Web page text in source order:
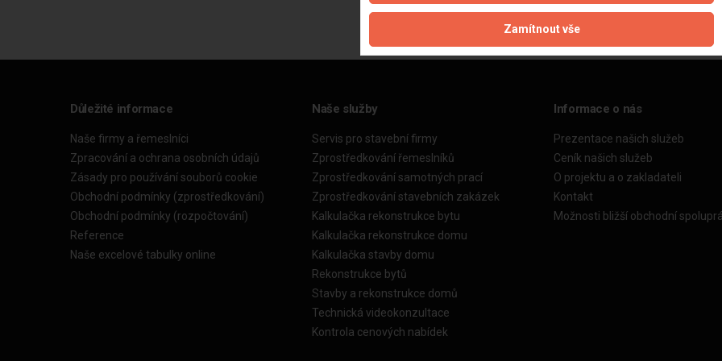
Důležité informace
Naše firmy a řemeslníci
Zpracování a ochrana osobních údajů
Zásady pro používání souborů cookie
Obchodní podmínky (zprostředkování)
Obchodní podmínky (rozpočtování)
Reference
Naše excelové tabulky online
Naše služby
Servis pro stavební firmy
Zprostředkování řemeslníků
Zprostředkování samotných prací
Zprostředkování stavebních zakázek
Kalkulačka rekonstrukce bytu
Kalkulačka rekonstrukce domu
Kalkulačka stavby domu
Rekonstrukce bytů
Stavby a rekonstrukce domů
Technická videokonzultace
Kontrola cenových nabídek
Informace o nás
Prezentace našich služeb
Ceník našich služeb
O projektu a o zakladateli
Kontakt
Možnosti bližší obchodní
Zamítnout vše